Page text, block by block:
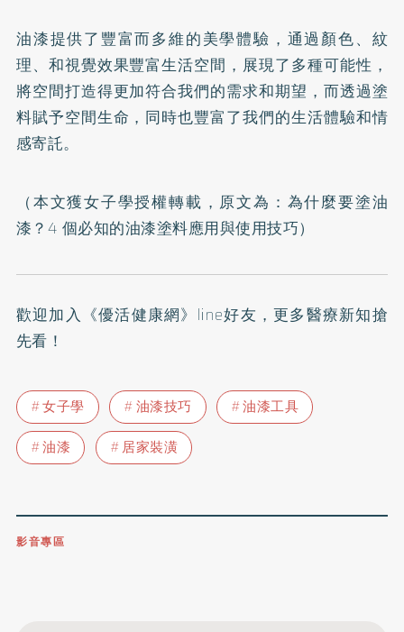
油漆提供了豐富而多維的美學體驗，通過顏色、紋
理、和視覺效果豐富生活空間，展現了多種可能性，
將空間打造得更加符合我們的需求和期望，而透過塗
料賦予空間生命，同時也豐富了我們的生活體驗和情
感寄託。
（本文獲女子學授權轉載，原文為： 為什麼要塗油
漆？4 個必知的油漆塗料應用與使用技巧）
歡迎加入 《優活健康網》line好友 ，更多醫療新知搶
先看！
女子學 油漆技巧
油漆工具
油漆
居家裝潢
影音專區